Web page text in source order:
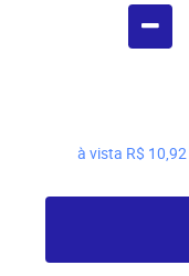
à vista R$ 10,92